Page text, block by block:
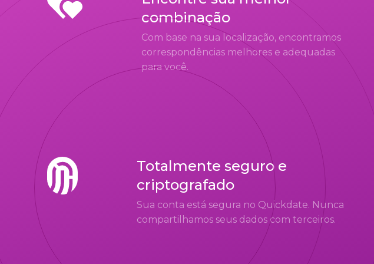
combinação
Com base na sua localização, encontramos
correspondências melhores e adequadas
para você.
Totalmente seguro e
criptografado
Sua conta está segura no Quickdate. Nunca
compartilhamos seus dados com terceiros.